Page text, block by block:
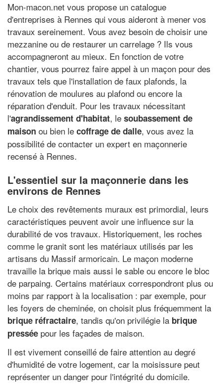
Mon-macon.net vous propose un catalogue
d'entreprises à Rennes qui vous aideront à mener vos
travaux sereinement. Vous avez besoin de choisir une
mezzanine ou de restaurer un carrelage ? Ils vous
accompagneront au mieux. En fonction de votre
chantier, vous pourrez faire appel à un maçon pour des
travaux tels que l'installation de faux plafonds, la
rénovation de moulures au plafond ou encore la
réparation d'enduit. Pour les travaux nécessitant
l'agrandissement d'habitat, le soubassement de
maison ou bien le coffrage de dalle, vous avez la
possibilité de contacter un expert en maçonnerie
recensé à Rennes.
L'essentiel sur la maçonnerie dans les
environs de Rennes
Le choix des revêtements muraux est primordial, leurs
caractéristiques peuvent avoir une influence sur la
durabilité de vos travaux. Historiquement, les roches
comme le granit sont les matériaux utilisés par les
artisans du Massif armoricain. Le maçon moderne
travaille la brique mais aussi le sable ou encore le bloc
de parpaing. Certains matériaux correspondront plus ou
moins par rapport à la localisation : par exemple, pour
les foyers de cheminée, on choisit plus fréquemment la
brique réfractaire, tandis qu'on privilégie la brique
pressée pour les façades de maison.
Il est vivement conseillé de faire attention au degré
d'humidité de votre logement, car la moisissure peut
représenter un danger pour l'intégrité du domicile.